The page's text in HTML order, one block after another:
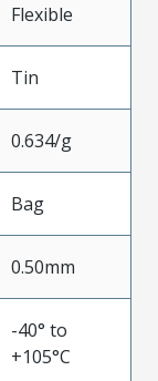
Flexible
Tin
0.634/g
Bag
0.50mm
-40° to
+105°C